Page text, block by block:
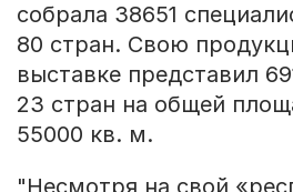
собрала 38651
80 стран. Свою
выставке представил
23 стран на общей
55000 кв. м.
"Несмотря на свой